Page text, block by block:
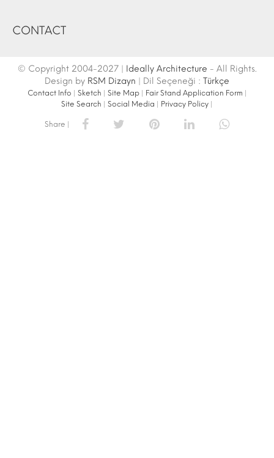
CONTACT
© Copyright 2004-2027 | Ideally Architecture - All Rights.
Design by RSM Dizayn | Dil Seçeneği : Türkçe
Contact Info Sketch Site Map| Fair Stand Application Form
Site Search
Social Media Privacy Policy
Share |